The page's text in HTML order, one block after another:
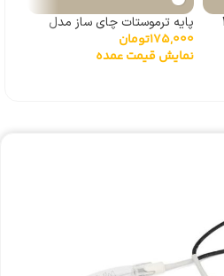
پایه ترموستات چای ساز مدل
168C
175,000تومان
نمایش قیمت عمده